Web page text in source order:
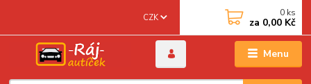
Menu
CZK 0 ks
za 0,00 Kč